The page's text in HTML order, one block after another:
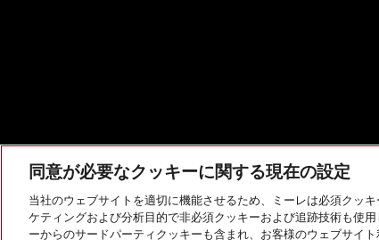
会社概要 法的通知 個人情報保護方針 利用規約
同意が必要なクッキーに関する現在の設定
当社のウェブサイトを適切に機能させるため、ミーレは必須クッ
ケティングおよび分析目的で非必須クッキーおよび追跡技術も使
ーからのサードパーティクッキーも含まれ、お客様のウェブサイ